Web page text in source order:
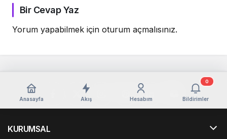
Bir Cevap Yaz
Yorum yapabilmek için oturum açmalısınız.
Anasayfa Akış Hesabım Bildirimler
0
KURUMSAL